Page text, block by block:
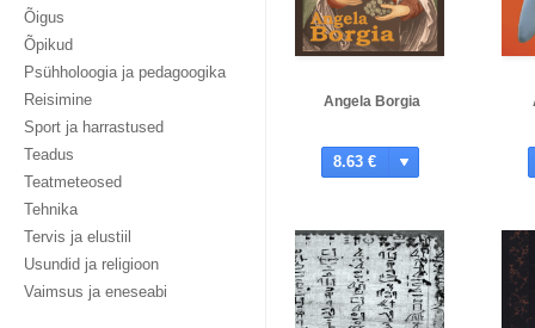
Õigus
Õpikud
Psühholoogia ja pedagoogika
Reisimine
Sport ja harrastused
Teadus
Teatmeteosed
Tehnika
Tervis ja elustiil
Usundid ja religioon
Vaimsus ja eneseabi
Angela Borgia
8.63 €